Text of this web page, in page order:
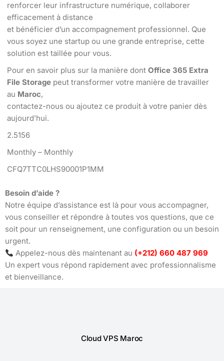
renforcer leur infrastructure numérique, collaborer
efficacement à distance
et bénéficier d’un accompagnement professionnel. Que
vous soyez une startup ou une grande entreprise, cette
solution est taillée pour vous.
Pour en savoir plus sur la manière dont Office 365 Extra
File Storage peut transformer votre manière de travailler
au Maroc,
contactez-nous ou ajoutez ce produit à votre panier dès
aujourd’hui.
2.5156
Monthly – Monthly
CFQ7TTC0LHS90001P1MM
Besoin d’aide ?
Notre équipe d’assistance est là pour vous accompagner,
vous conseiller et répondre à toutes vos questions, que ce
soit pour un renseignement, une configuration ou un besoin
urgent.
Appelez-nous dès maintenant au (+212) 660 487 969
Un expert vous répond rapidement avec professionnalisme
et bienveillance.
Cloud VPS Maroc